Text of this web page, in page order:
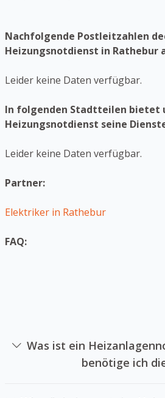
Nachfolgende Postleitzahlen
Heizungsnotdienst in Rathebur
Leider keine Daten verfügbar.
In folgenden Stadtteilen bietet
Heizungsnotdienst seine
Leider keine Daten verfügbar.
Partner:
Elektriker in Rathebur
FAQ:
Was ist ein Heizanlagennotdienst und wann